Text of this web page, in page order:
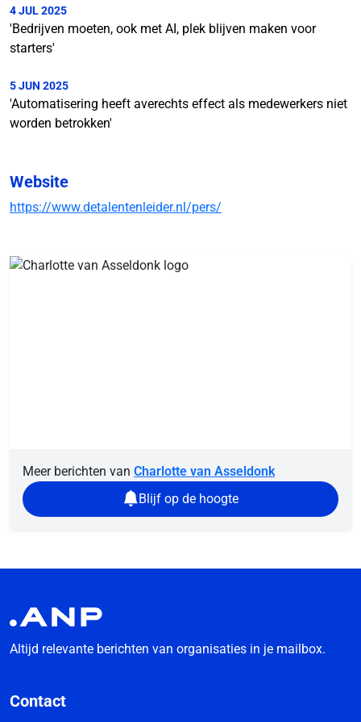
4 JUL 2025
'Bedrijven moeten, ook met AI, plek blijven maken voor
starters'
5 JUN 2025
'Automatisering heeft averechts effect als medewerkers niet
worden betrokken'
Website
https://www.detalentenleider.nl/pers/
Meer berichten van Charlotte van Asseldonk
Blijf op de hoogte
Altijd relevante berichten van organisaties in je mailbox.
Contact